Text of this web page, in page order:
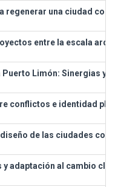
regenerar una ciudad
entre la escala
Limón: Sinergias y
conflictos e identidad
de las ciudades
adaptación al cambio